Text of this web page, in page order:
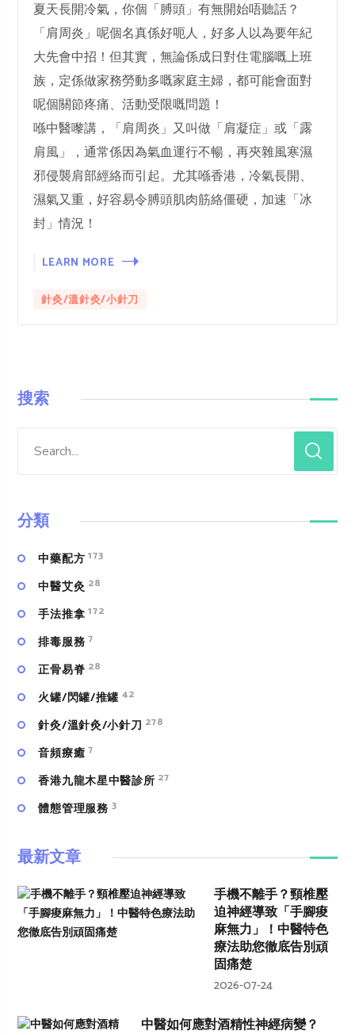
夏天長開冷氣，你個「膊頭」有無開始唔聽話？
「肩周炎」呢個名真係好呃人，好多人以為要年紀
大先會中招！但其實，無論係成日對住電腦嘅上班
族，定係做家務勞動多嘅家庭主婦，都可能會面對
呢個關節疼痛、活動受限嘅問題！
喺中醫嚟講，「肩周炎」又叫做「肩凝症」或「露
肩風」，通常係因為氣血運行不暢，再夾雜風寒濕
邪侵襲肩部經絡而引起。尤其喺香港，冷氣長開、
濕氣又重，好容易令膊頭肌肉筋絡僵硬，加速「冰
封」情況！
LEARN MORE
針灸/溫針灸/小針刀
搜索
分類
中藥配方 173
中醫艾灸 28
手法推拿 172
排毒服務 7
正骨易脊 28
火罐/閃罐/推罐 42
針灸/溫針灸/小針刀 278
⾳頻療癒 7
香港九龍木星中醫診所 27
體態管理服務 3
最新文章
手機不離手？頸椎壓
迫神經導致「手腳痠
麻無力」！中醫特色
療法助您徹底告別頑
固痛楚
2026-07-24
中醫如何應對酒精性神經病變？